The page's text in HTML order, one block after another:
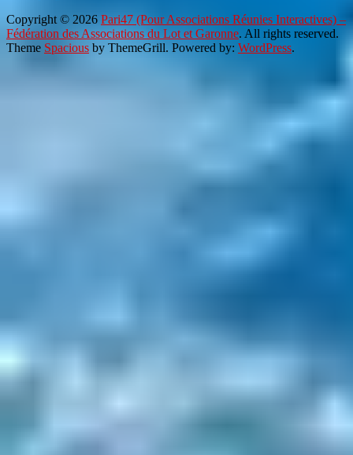
Copyright © 2026 Pari47 (Pour Associations Réunies Interactives) –
Fédération des Associations du Lot et Garonne. All rights reserved.
Theme Spacious by ThemeGrill. Powered by: WordPress.